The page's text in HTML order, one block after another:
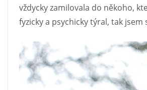
vždycky zamilovala do někoho,
fyzicky a psychicky týral, tak